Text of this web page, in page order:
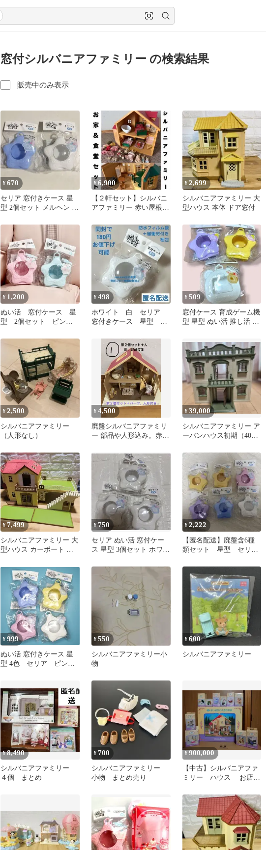
窓付シルバニアファミリー の検索結果
販売中のみ表示
¥670
セリア 窓付きケース 星
型 2個セット メルヘン ぬ
¥6,900
【２軒セット】シルバニ
アファミリー 赤い屋根の
形、家具小物付
¥2,699
シルバニアファミリー 大
型ハウス 本体 ドア窓付
¥ 1,200
ぬい活 窓付ケース 星
型 2個セット ピン
¥498
ホワイト 白 セリア
窓付きケース 星型 ぬ
匿名配送 新品
¥509
窓付ケース 育成ゲーム機
型 星型 ぬい活 推し活 ぬ
¥2,500
シルバニアファミリー
（人形なし）
¥4,500
廃盤シルバニアファミリ
ー 部品や人形込み。赤い
レトロ
¥39,000
シルバニアファミリー ア
ーバンハウス初期（40年
¥7,499
シルバニアファミリー 大
型ハウス カーポート 外
セット
¥750
セリア ぬい活 窓付ケー
ス 星型 3個セット ホワイ
¥2,222
【匿名配送】廃盤含6種
類セット 星型 セリ
ス
¥999
ぬい活 窓付きケース 星
型 4色 セリア ピン
¥550
シルバニアファミリー小
物
¥600
シルバニアファミリー
¥8,490
シルバニアファミリー
４個 まとめ
¥700
シルバニアファミリー
小物 まとめ売り
¥900,000
【中古】シルバニアファ
ミリー ハウス お店